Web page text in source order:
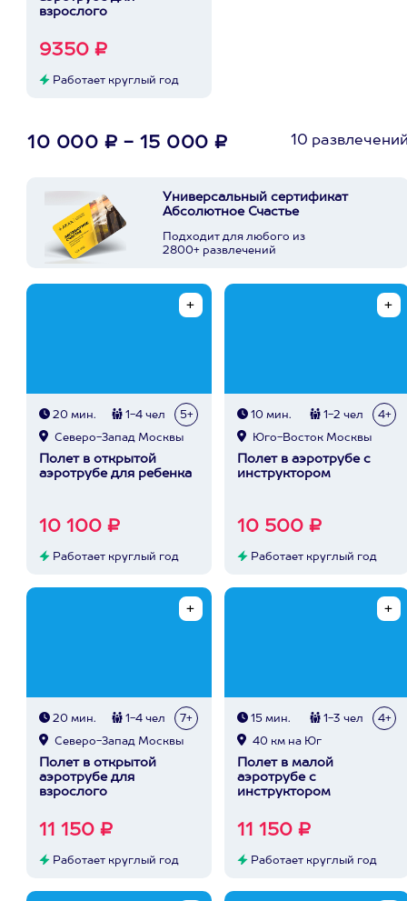
взрослого
9350 ₽
Работает круглый год
10 000 ₽ - 15 000 ₽ 10
Универсальный сертификат
Абсолютное Счастье
Подходит для любого из
2800+ развлечений
20 мин. 1-4 чел 5+
Северо-Запад Москвы
Полет в открытой
аэротрубе для ребенка
10 100 ₽
Работает круглый год
10 мин. 1-2 чел 4+
Юго-Восток Москвы
Полет в аэротрубе с
инструктором
10 500 ₽
Работает круглый год
20 мин. 1-4 чел 7+
Северо-Запад Москвы
Полет в открытой
аэротрубе для
взрослого
11 150 ₽
Работает круглый год
15 мин. 1-3 чел 4+
40 км на Юг
Полет в малой
аэротрубе с
инструктором
11 150 ₽
Работает круглый год